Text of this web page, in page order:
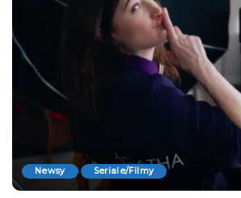
Newsy Seriale/Filmy